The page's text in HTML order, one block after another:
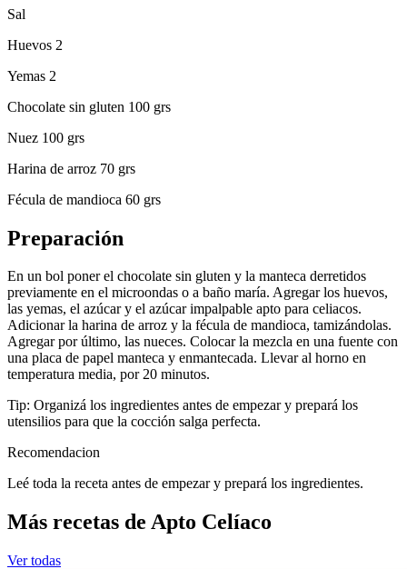
Sal
Huevos 2
Yemas 2
Chocolate sin gluten 100 grs
Nuez 100 grs
Harina de arroz 70 grs
Fécula de mandioca 60 grs
Preparación
En un bol poner el chocolate sin gluten y la manteca derretidos
previamente en el microondas o a baño maría. Agregar los huevos,
las yemas, el azúcar y el azúcar impalpable apto para celiacos.
Adicionar la harina de arroz y la fécula de mandioca, tamizándolas.
Agregar por último, las nueces. Colocar la mezcla en una fuente con
una placa de papel manteca y enmantecada. Llevar al horno en
temperatura media, por 20 minutos.
Tip: Organizá los ingredientes antes de empezar y prepará los
utensilios para que la cocción salga perfecta.
Recomendacion
Leé toda la receta antes de empezar y prepará los ingredientes.
Más recetas de Apto Celíaco
Ver todas